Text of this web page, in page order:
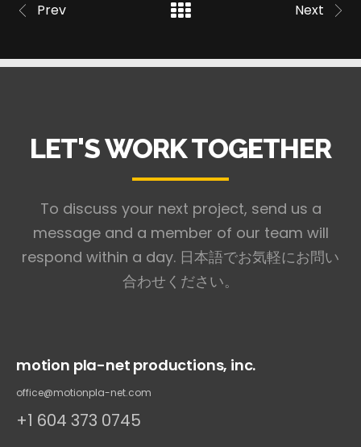
Prev Next
LET'S WORK TOGETHER
To discuss your next project, send us a
message and a member of our team will
respond within a day. 日本語でお気軽にお問い
合わせください。
motion pla-net productions, inc.
office@motionpla-net.com
+1 604 373 0745